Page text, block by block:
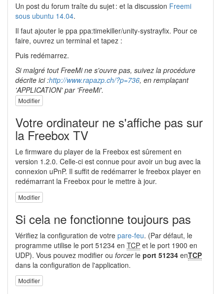
Un post du forum traîte du sujet : et la discussion Freemi
sous ubuntu 14.04.
Il faut ajouter le ppa ppa:timekiller/unity-systrayfix. Pour ce
faire, ouvrez un terminal et tapez :
Puis redémarrez.
Si malgré tout FreeMi ne s'ouvre pas, suivez la procédure
décrite ici :http://www.rapazp.ch/?p=736, en remplaçant
'APPLICATION' par 'FreeMi'.
Modifier
Votre ordinateur ne s'affiche pas sur
la Freebox TV
Le firmware du player de la Freebox est sûrement en
version 1.2.0. Celle-ci est connue pour avoir un bug avec la
connexion uPnP. Il suffit de redémarrer le freebox player en
redémarrant la Freebox pour le mettre à jour.
Modifier
Si cela ne fonctionne toujours pas
Vérifiez la configuration de votre pare-feu. (Par défaut, le
programme utilise le port 51234 en TCP et le port 1900 en
UDP). Vous pouvez modifier ou forcerle port 51234 enTCP
dans la configuration de l'application.
Modifier